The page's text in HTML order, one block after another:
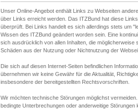
Unser Online-Angebot enthält Links zu Webseiten
über Links erreicht werden. Das ITZBund hat diese
überprüft. Bei Links handelt es sich allerdings stets um
Wissen des ITZBund geändert worden sein. Eine
sich ausdrücklich von allen Inhalten, die
Schäden aus der Nutzung oder Nichtnutzung der
Die sich auf diesen Internet-Seiten befindlichen
übernehmen wir keine Gewähr für die Aktualität,
insbesondere der bereitgestellten Rechtsvorschriften.
Wir möchten technische Störungen möglichst
bedingte Unterbrechungen oder anderweitige